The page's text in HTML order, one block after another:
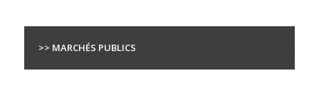
>> MARCHÉS PUBLICS